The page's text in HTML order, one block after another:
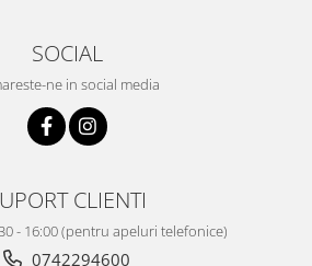
SOCIAL
ne in social media
CLIENTI
- 16:00 (pentru apeluri telefonice)
0742294600